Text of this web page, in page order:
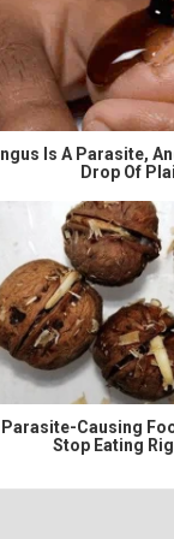
Is A Parasite,
Drop Of
Causing
Stop Eating